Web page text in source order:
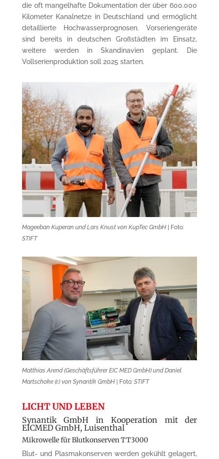
die oft mangelhafte Dokumentation der über 600.000
Kilometer Kanalnetze in Deutschland und ermöglicht
detaillierte Hochwasserprognosen. Vorseriengeräte
sind bereits in deutschen Großstädten im Einsatz,
weitere werden in Skandinavien geplant. Die
Vollserienproduktion soll 2025 starten.
Mageeban Kuperan und Lars Knust von KupTec GmbH | Foto:
STIFT
Matthias Arend (Geschäftsführer EIC MED GmbH) und Daniel
Martschoke (r.) von Synantik GmbH | Foto: STIFT
LICHT UND LEBEN
SynantikGmbH in Kooperation mit der
EICMED GmbH, Luisenthal
Mikrowelle für Blutkonserven TT3000
Blut- und Plasmakonserven werden gekühlt gelagert,